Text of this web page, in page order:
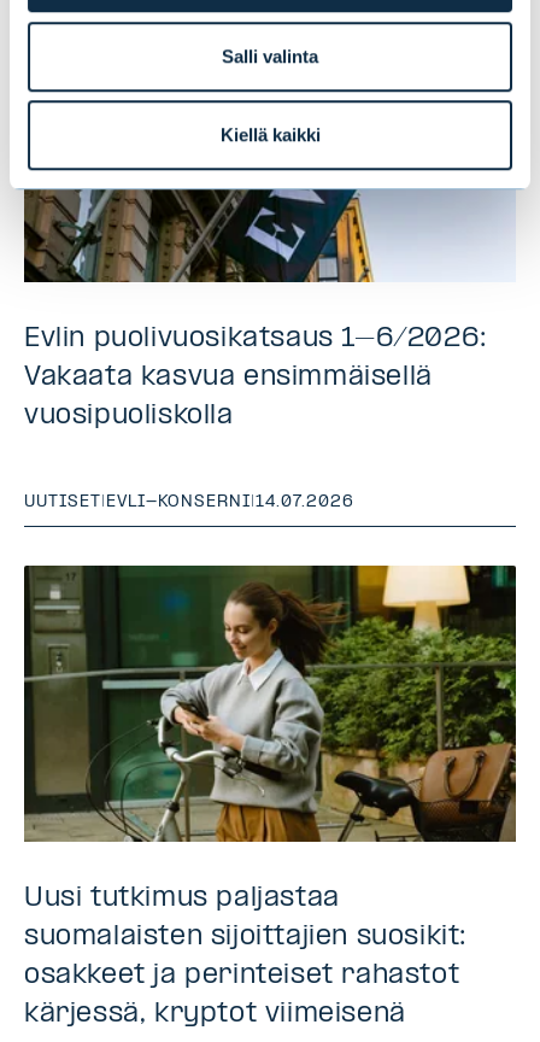
Salli valinta
Kiellä kaikki
Evlin puolivuosikatsaus 1–6/2026:
Vakaata kasvua ensimmäisellä
vuosipuoliskolla
UUTISET EVLI-KONSERNI |14.07.2026
Uusi tutkimus paljastaa
suomalaisten sijoittajien suosikit:
osakkeet ja perinteiset rahastot
kärjessä, kryptot viimeisenä